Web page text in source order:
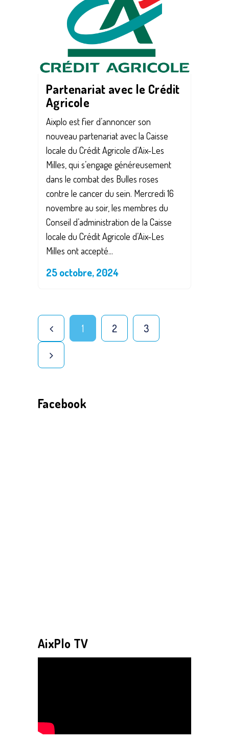
Partenariat avec le Crédit
Agricole
Aixplo est fier d’annoncer son
nouveau partenariat avec la Caisse
locale du Crédit Agricole d’Aix-Les
Milles, qui s’engage généreusement
dans le combat des Bulles roses
contre le cancer du sein. Mercredi 16
novembre au soir, les membres du
Conseil d’administration de la Caisse
locale du Crédit Agricole d’Aix-Les
Milles ont accepté...
25 octobre, 2024
1 2 3
Facebook
AixPlo TV